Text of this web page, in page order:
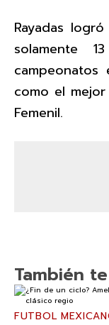
Rayadas
solamente
campeonatos
como el
Femenil.
También
FUTBOL